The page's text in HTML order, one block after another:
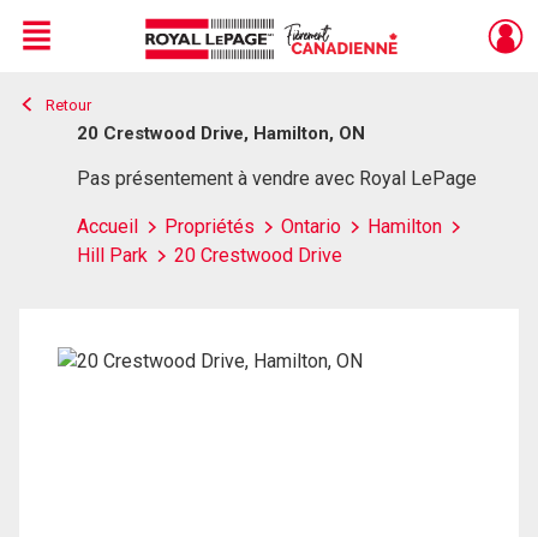
Live
En Direct
Menu
Retour
20 Crestwood Drive, Hamilton, ON
Pas présentement à vendre avec Royal LePage
Accueil Propriétés Ontario
Hamilton
Hill Park
20 Crestwood Drive